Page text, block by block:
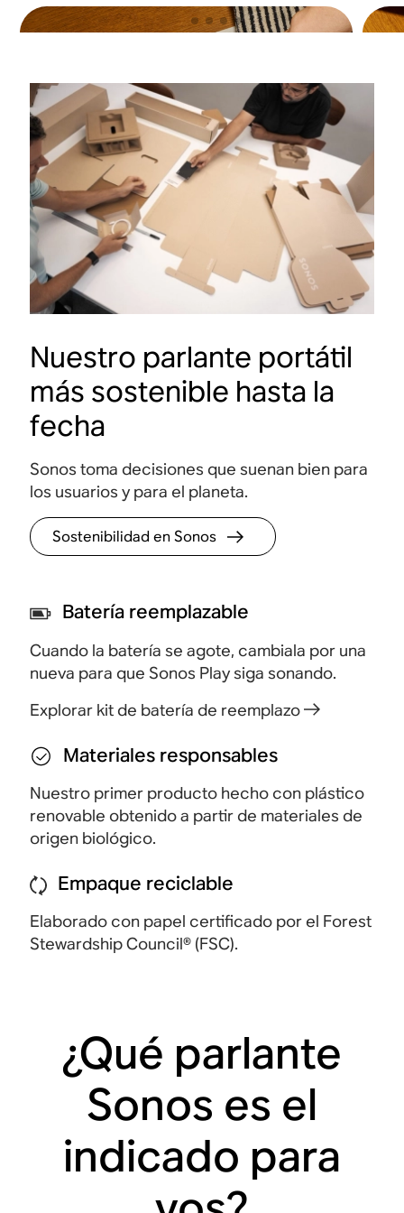
Botones
Presioná para reproducir, pausar, ajustar el
volumen y enviar música por toda tu casa.
Nuestro parlante portátil
más sostenible hasta la
fecha
Sonos toma decisiones que suenan bien para
los usuarios y para el planeta.
Sostenibilidad en Sonos
Batería reemplazable
Cuando la batería se agote, cambiala por una
nueva para que Sonos Play siga sonando.
Explorar kit de batería de reemplazo
Materiales responsables
Nuestro primer producto hecho con plástico
renovable obtenido a partir de materiales de
origen biológico.
Empaque reciclable
Elaborado con papel certificado por el Forest
Stewardship Council® (FSC).
¿Qué parlante
Sonos es el
indicado para